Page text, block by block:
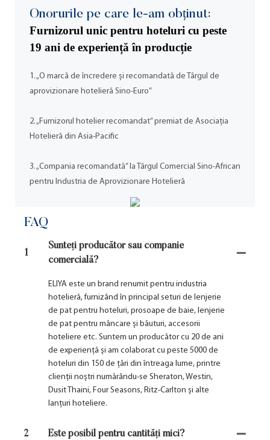
Onorurile pe care le-am obținut:
Furnizorul unic pentru hoteluri cu peste
19 ani de experiență în producție
1. „O marcă de încredere și recomandată de Târgul de
aprovizionare hotelieră Sino-Euro”
2. „Furnizorul hotelier recomandat” premiat de Asociația
Hotelieră din Asia-Pacific
3. „Compania recomandată” la Târgul Comercial Sino-African
pentru Industria de Aprovizionare Hotelieră
FAQ
1
Sunteți producător sau companie
comercială?
ELIYA este un brand renumit pentru industria
hotelieră, furnizând în principal seturi de lenjerie
de pat pentru hoteluri, prosoape de baie, lenjerie
de pat pentru mâncare și băuturi, accesorii
hoteliere etc. Suntem un producător cu 20 de ani
de experiență și am colaborat cu peste 5000 de
hoteluri din 150 de țări din întreaga lume, printre
clienții noștri numărându-se Sheraton, Westin,
Dusit Thaini, Four Seasons, Ritz-Carlton și alte
lanțuri hoteliere.
2 Este posibil pentru cantități mici?